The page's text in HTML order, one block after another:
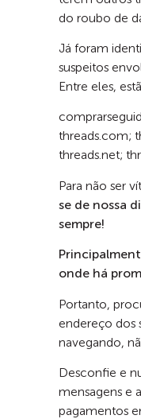
do roubo de
Já foram
suspeitos
Entre eles,
threads.com;
threads.net;
Para não ser
se de nossa
sempre!
onde há
Portanto,
endereço dos
navegando,
Desconfie e
mensagens e
pagamentos